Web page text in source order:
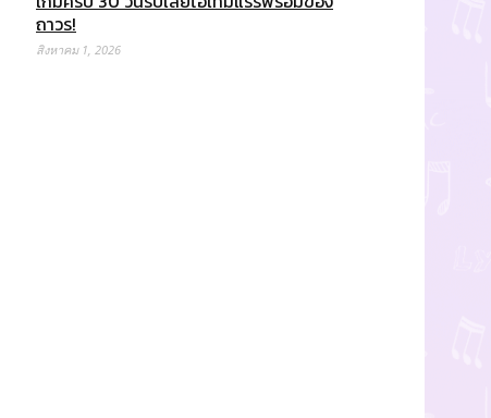
ถาวร!
สิงหาคม 1, 2026